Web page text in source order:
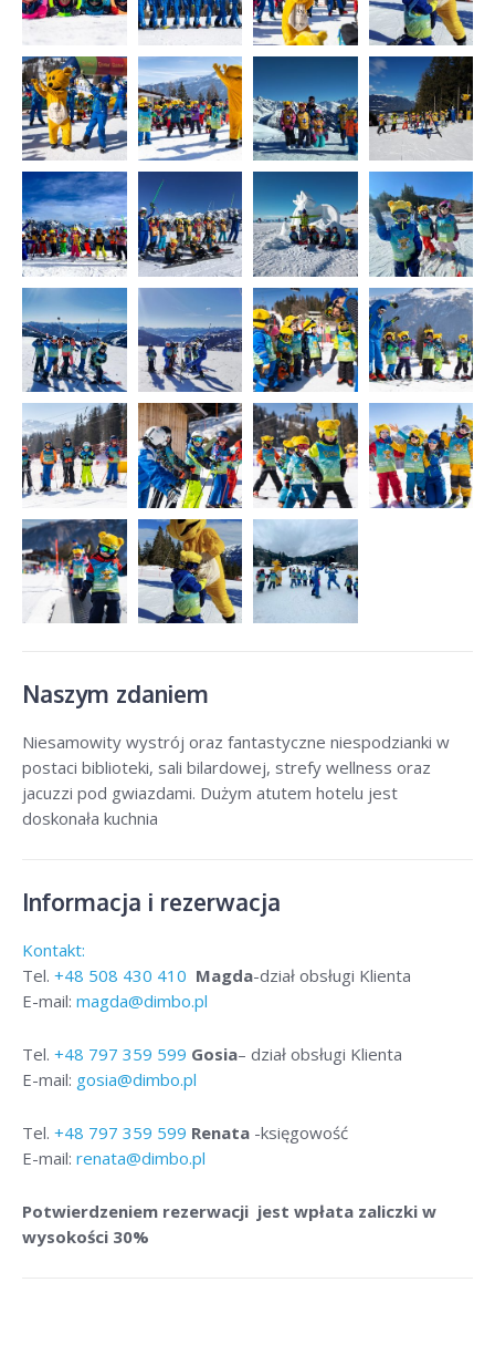
Naszym zdaniem
Niesamowity wystrój oraz fantastyczne niespodzianki w
postaci biblioteki, sali bilardowej, strefy wellness oraz
jacuzzi pod gwiazdami. Dużym atutem hotelu jest
doskonała kuchnia
Informacja i rezerwacja
Kontakt:
Tel. +48 508 430 410 Magda-dział obsługi Klienta
E-mail: magda@dimbo.pl
Tel. +48 797 359 599 Gosia– dział obsługi Klienta
E-mail: gosia@dimbo.pl
Tel. +48 797 359 599 Renata -księgowość
E-mail: renata@dimbo.pl
Potwierdzeniem rezerwacji jest wpłata zaliczki w
wysokości 30%